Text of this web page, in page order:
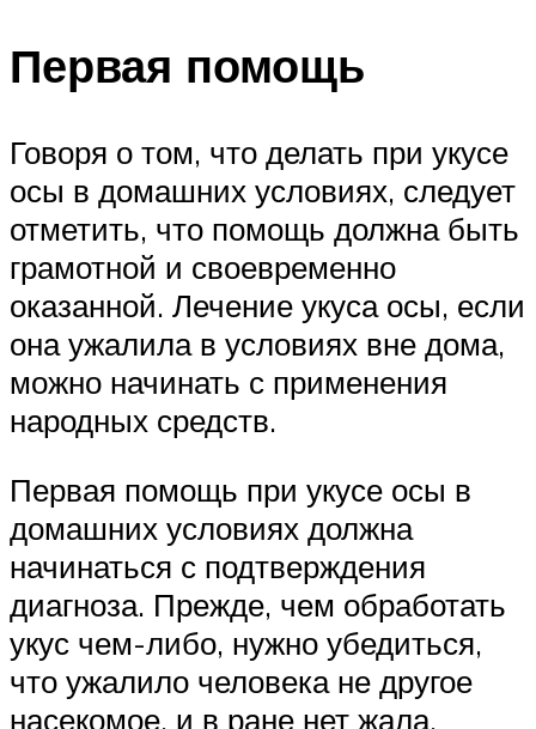
Первая помощь
Говоря о том, что делать при укусе
осы в домашних условиях, следует
отметить, что помощь должна быть
грамотной и своевременно
оказанной. Лечение укуса осы, если
она ужалила в условиях вне дома,
можно начинать с применения
народных средств.
Первая помощь при укусе осы в
домашних условиях должна
начинаться с подтверждения
диагноза. Прежде, чем обработать
укус чем-либо, нужно убедиться,
что ужалило человека не другое
насекомое, и в ране нет жала.